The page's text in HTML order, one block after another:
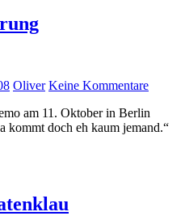
Oliver Keine Kommentare
am 11. Oktober in Berlin
kommt doch eh kaum jemand.“